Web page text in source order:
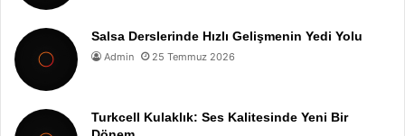
Salsa Derslerinde Hızlı Gelişmenin Yedi Yolu
Admin 25 Temmuz 2026
Turkcell Kulaklık: Ses Kalitesinde Yeni Bir